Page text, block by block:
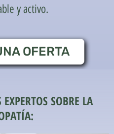
y activo.
OFERTA
SOBRE LA